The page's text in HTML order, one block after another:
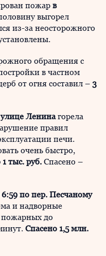
пожар в
выгорел
из-за неосторожного
обращения с
в частном
от огня составил – 3
Ленинагорела
правил
печи.
очень быстро,
1 тыс. руб. Спасено –
6:59 по пер. Песчаному
и надворные
пожарных до
Спасено 1,5 млн.